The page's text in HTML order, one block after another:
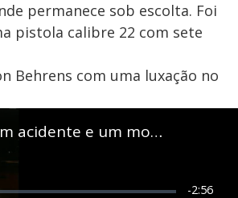
permanece sob escolta. Foi
pistola calibre 22 com sete
Behrens com uma luxação no